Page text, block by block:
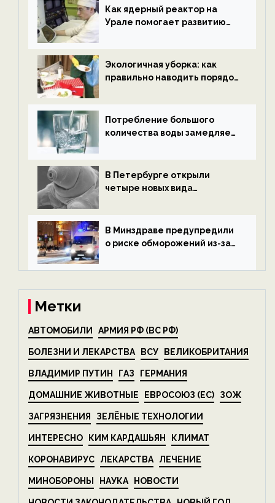
ECOportal
Как ядерный реактор на
Урале помогает развитию
ECOportal
Экологичная уборка: как
правильно наводить порядок
Потребление большого
количества воды замедляет
В Петербурге открыли
четыре новых вида
экологии на ECOportal
В Минздраве предупредили
о риске обморожений из-за
на ECOportal
Метки
АВТОМОБИЛИ АРМИЯ РФ (ВС РФ)
БОЛЕЗНИ И ЛЕКАРСТВА ВСУ ВЕЛИКОБРИТАНИЯ
ВЛАДИМИР ПУТИН ГАЗ ГЕРМАНИЯ
ДОМАШНИЕ ЖИВОТНЫЕ ЕВРОСОЮЗ (ЕС) ЗОЖ
ЗАГРЯЗНЕНИЯ ЗЕЛЁНЫЕ ТЕХНОЛОГИИ
ИНТЕРЕСНО КИМ КАРДАШЬЯН КЛИМАТ
КОРОНАВИРУС ЛЕКАРСТВА ЛЕЧЕНИЕ
МИНОБОРОНЫ НАУКА НОВОСТИ